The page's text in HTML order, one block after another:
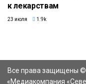
к лекарствам
23 июля 1.9k
Все права защищены
«Медиакомпания